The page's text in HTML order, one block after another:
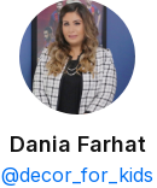
Dania Farhat
@decor_for_kids